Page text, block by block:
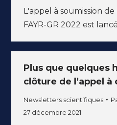
L'appel à soumission
FAYR-GR 2022 est
Plus que quelques
clôture de l’appel
Newsletters scientifiques
27 décembre 2021